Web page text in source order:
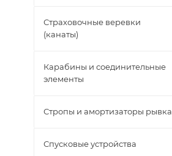
Страховочные веревки
(канаты)
Карабины и соединительные
элементы
Стропы и амортизаторы рывка
Спусковые устройства